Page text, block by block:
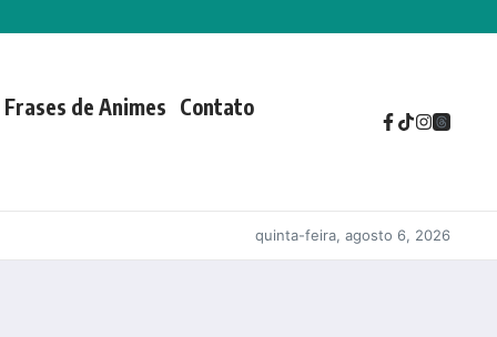
Frases de Animes Contato
quinta-feira, agosto 6, 2026